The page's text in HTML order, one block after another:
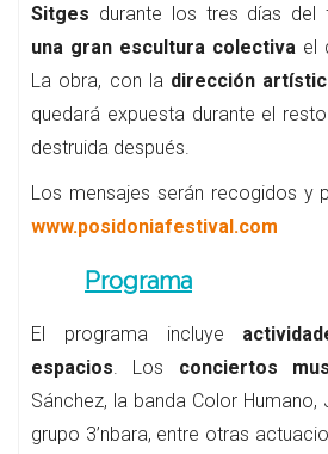
Sitges durante los tres días del
una gran escultura colectiva el
La obra, con la dirección
quedará expuesta durante el
destruida después.
Los mensajes serán recogidos y
www.posidoniafestival.com
Programa
El programa incluye
espacios. Los conciertos
Sánchez, la banda Color Humano,
grupo 3’nbara, entre otras